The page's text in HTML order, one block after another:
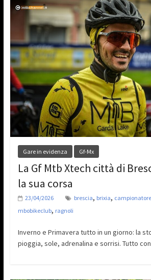
Gare in evidenza Gf-Mx
La Gf Mtb Xtech città di
la sua corsa
23/04/2026 brescia, brixia,
mbobikeclub, ragnoli
Inverno e Primavera tutto in un giorno: la
pioggia, sole, adrenalina e sorrisi. Tutto